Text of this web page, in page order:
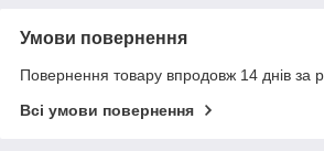
Умови повернення
Повернення товару впродовж 14 днів за
Всі умови повернення